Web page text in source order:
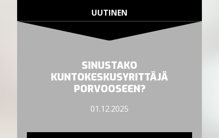
UUTINEN
SINUSTAKO
KUNTOKESKUSYRITTÄJÄ
PORVOOSEEN?
01.12.2025